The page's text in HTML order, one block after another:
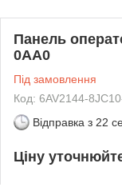
Панель
0AA0
Під замовлення
Код: 6AV2144-
Відправка з 22
Ціну